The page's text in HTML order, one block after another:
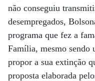
não conseguiu
desempregados,
programa que fez a
Família, mesmo
propor a sua extinção
proposta elaborada